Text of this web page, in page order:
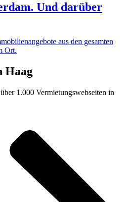
Und darüber
aus den gesamten
Ort.
Haag
1.000 Vermietungswebseiten in